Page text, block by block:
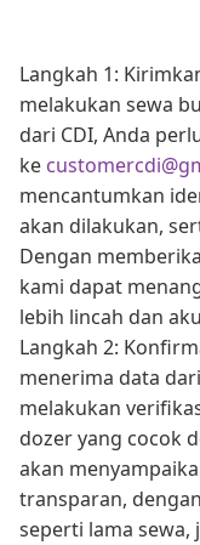
Langkah 1:
melakukan sewa
dari CDI, Anda
ke
mencantumkan
akan dilakukan,
Dengan
kami dapat
lebih lincah dan
Langkah 2:
menerima data
melakukan
dozer yang cocok
akan
transparan,
seperti lama sewa,